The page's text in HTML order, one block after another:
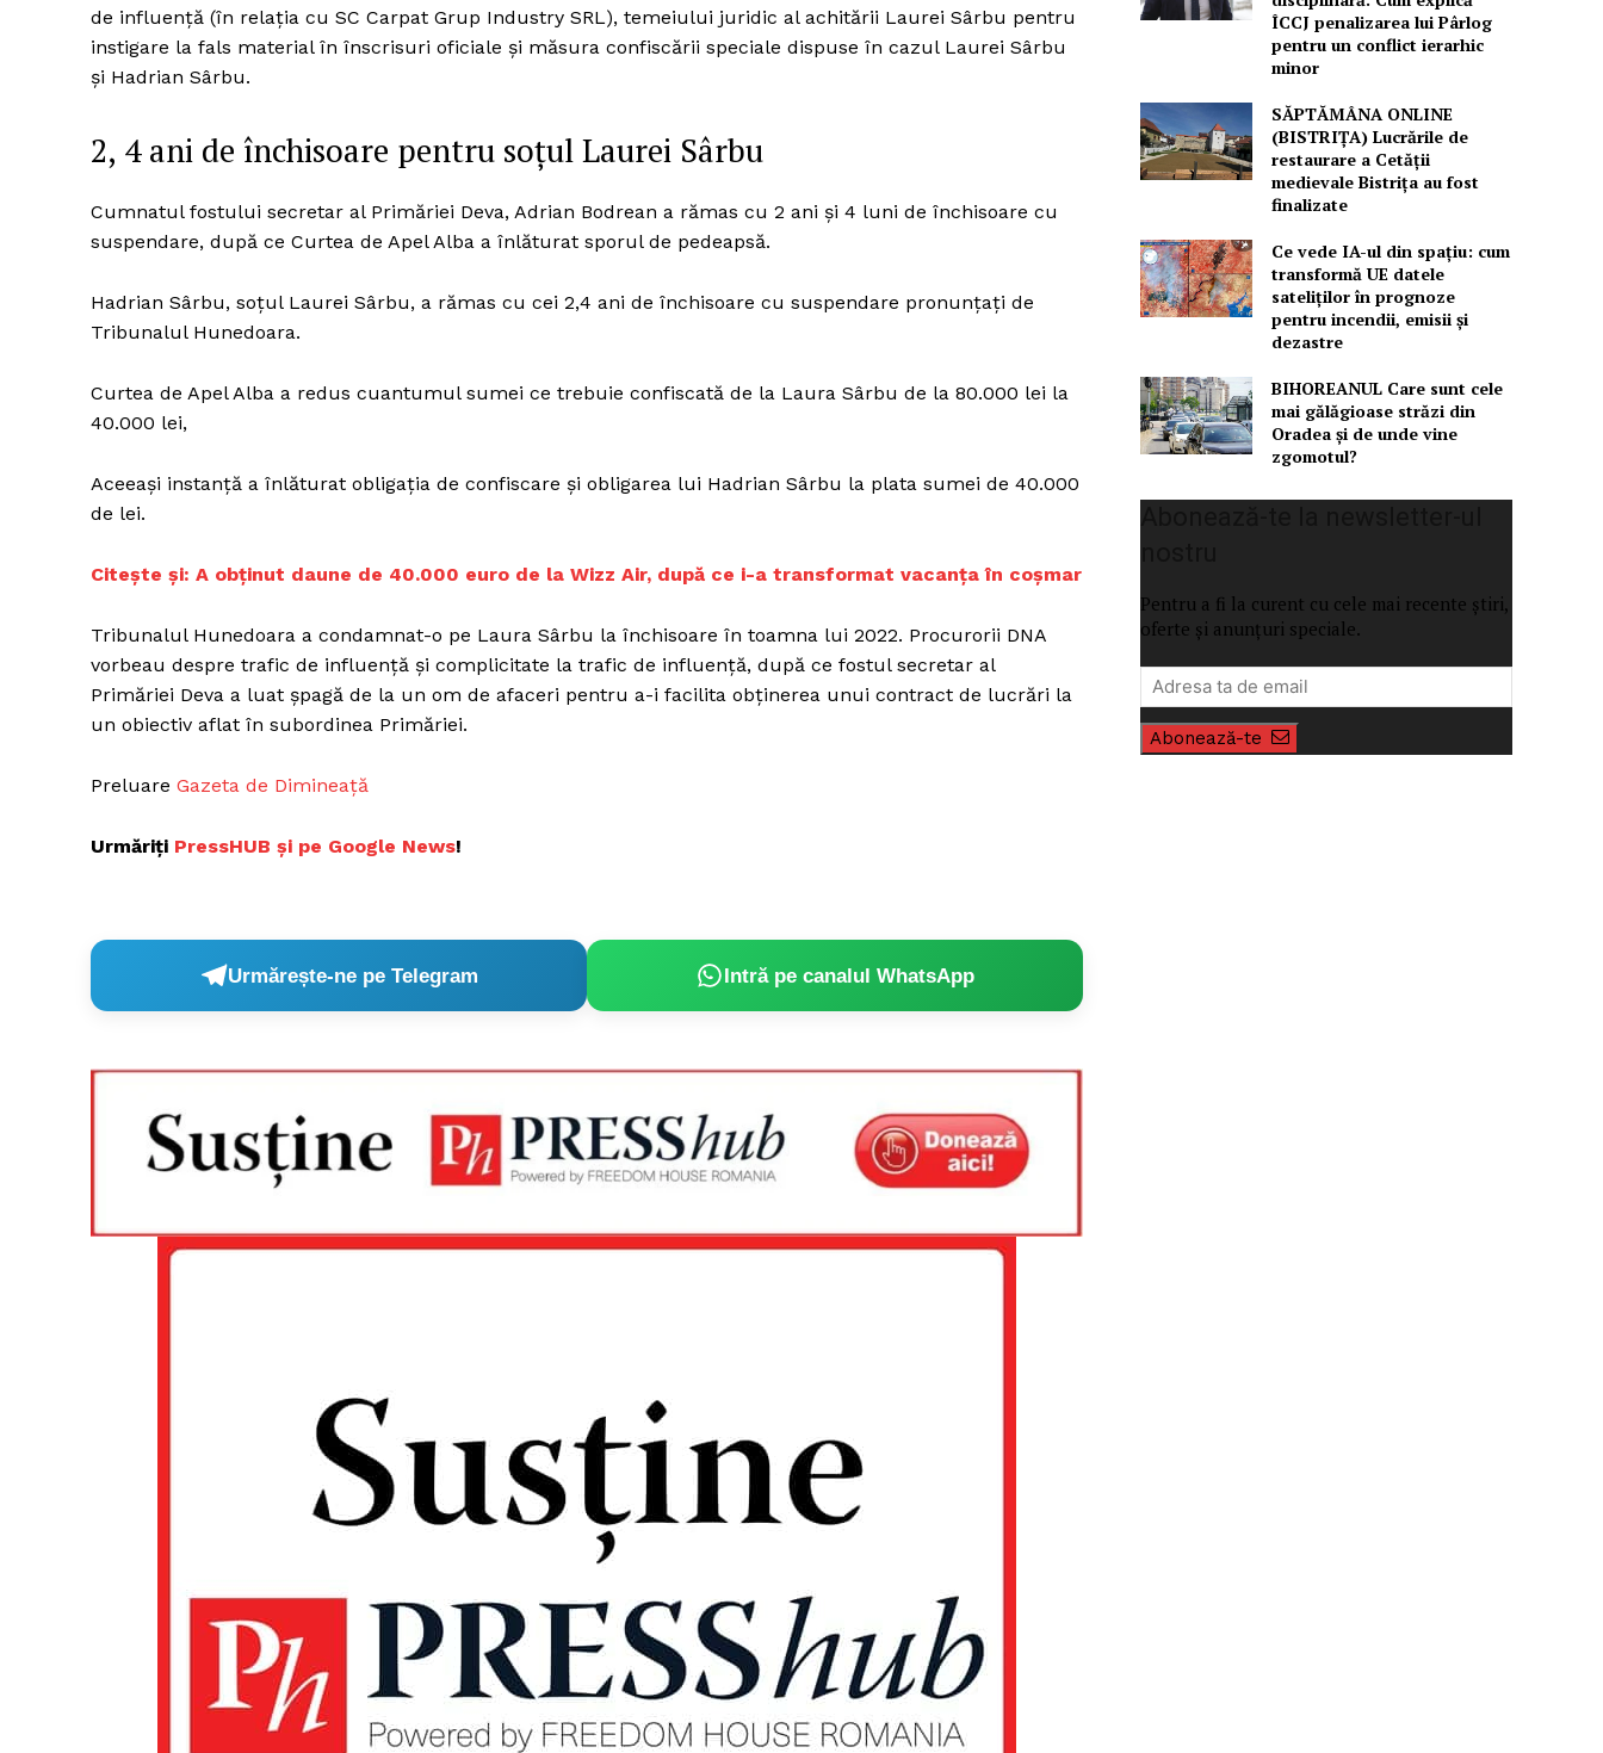
FREEDOM HOUSE
ROMÂNIA
PRESShub
Proiecte editoriale
Contact
de influență (în relaţia cu SC Carpat Grup Industry SRL), temeiului juridic al achitării Laurei Sârbu pentru
instigare la fals material în înscrisuri oficiale și măsura confiscării speciale dispuse în cazul Laurei Sârbu
și Hadrian Sârbu.
2, 4 ani de închisoare pentru soțul Laurei Sârbu
Cumnatul fostului secretar al Primăriei Deva, Adrian Bodrean a rămas cu 2 ani și 4 luni de închisoare cu
suspendare, după ce Curtea de Apel Alba a înlăturat sporul de pedeapsă.
Hadrian Sârbu, soțul Laurei Sârbu, a rămas cu cei 2,4 ani de închisoare cu suspendare pronunțați de
Tribunalul Hunedoara.
Curtea de Apel Alba a redus cuantumul sumei ce trebuie confiscată de la Laura Sârbu de la 80.000 lei la
40.000 lei,
Aceeași instanță a înlăturat obligația de confiscare și obligarea lui Hadrian Sârbu la plata sumei de 40.000
de lei.
Citește și: A obținut daune de 40.000 euro de la Wizz Air, după ce i-a transformat vacanța în coșmar
Tribunalul Hunedoara a condamnat-o pe Laura Sârbu la închisoare în toamna lui 2022. Procurorii DNA
vorbeau despre trafic de influență și complicitate la trafic de influență, după ce fostul secretar al
Primăriei Deva a luat șpagă de la un om de afaceri pentru a-i facilita obținerea unui contract de lucrări la
un obiectiv aflat în subordinea Primăriei.
Preluare Gazeta de Dimineață
Urmăriți PressHUB și pe Google News!
Urmărește-ne pe Telegram Intră pe canalul WhatsApp
ÎCCJ penalizarea lui Pârlog
pentru un conflict ierarhic
minor
SĂPTĂMÂNA ONLINE
(BISTRIȚA) Lucrările de
restaurare a Cetăţii
medievale Bistriţa au fost
finalizate
Ce vede IA-ul din spațiu: cum
transformă UE datele
sateliților în prognoze
pentru incendii, emisii și
dezastre
BIHOREANUL Care sunt cele
mai gălăgioase străzi din
Oradea și de unde vine
zgomotul?
Pentru a fi la curent cu cele mai recente știri,
oferte și anunțuri speciale.
Abonează-te